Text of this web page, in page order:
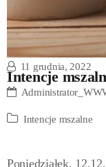
Intencje
11 grudnia, 2022
Intencje mszalne
Poniedziałek,